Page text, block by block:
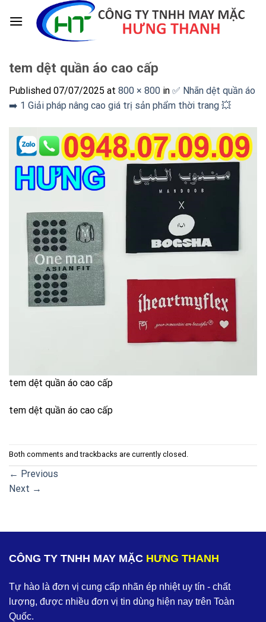
tem dệt quần áo cao cấp
Published 07/07/2025 at 800 × 800 in ✅ Nhãn dệt quần áo
➡️ 1 Giải pháp nâng cao giá trị sản phẩm thời trang 💥
tem dệt quần áo cao cấp
tem dệt quần áo cao cấp
Both comments and trackbacks are currently closed.
← Previous
Next →
CÔNG TY TNHH MAY MẶC HƯNG THANH
Tự hào là đơn vị cung cấp nhãn ép nhiệt uy tín - chất
lượng, được nhiều đơn vị tin dùng hiện nay trên Toàn
Quốc.